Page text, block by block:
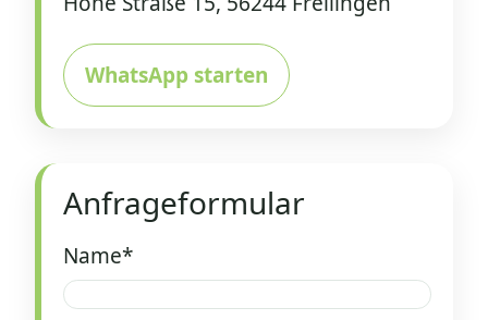
WhatsApp starten
Anfrageformular
Name*